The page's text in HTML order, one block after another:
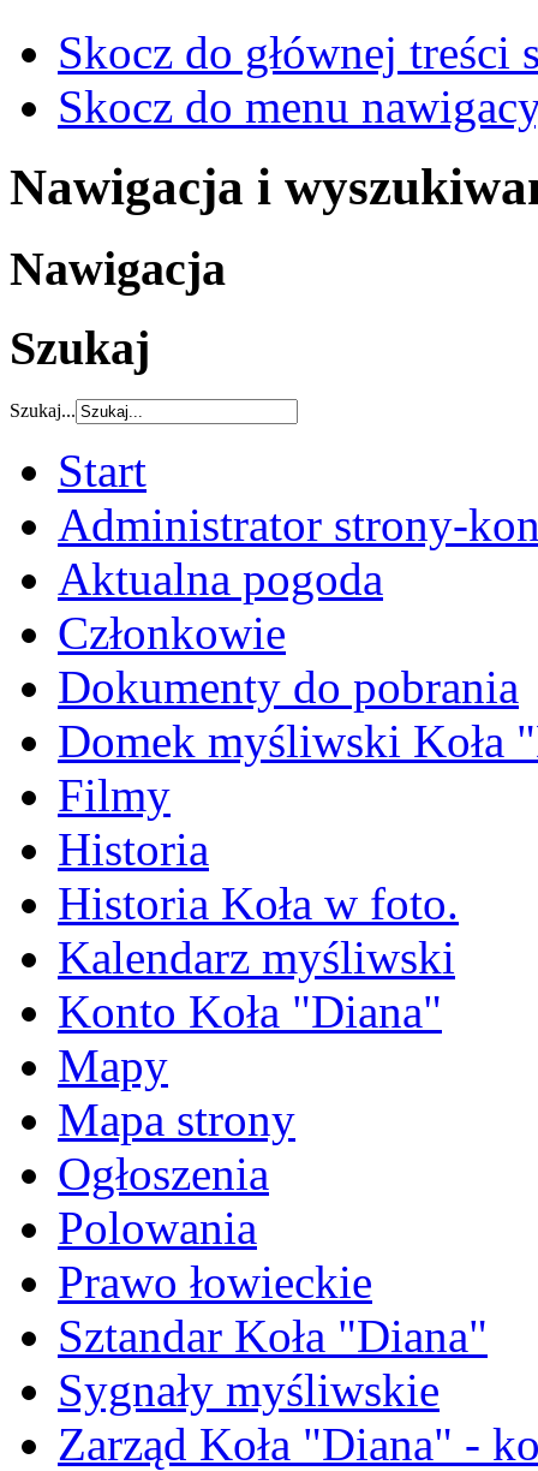
Skocz do głównej treści
Skocz do menu
Nawigacja i
Nawigacja
Szukaj
Szukaj...
Start
Administrator strony-
Aktualna pogoda
Członkowie
Dokumenty do pobrania
Domek myśliwski Koła
Filmy
Historia
Historia Koła w foto.
Kalendarz myśliwski
Konto Koła "Diana"
Mapy
Mapa strony
Ogłoszenia
Polowania
Prawo łowieckie
Sztandar Koła "Diana"
Sygnały myśliwskie
Zarząd Koła "Diana" -